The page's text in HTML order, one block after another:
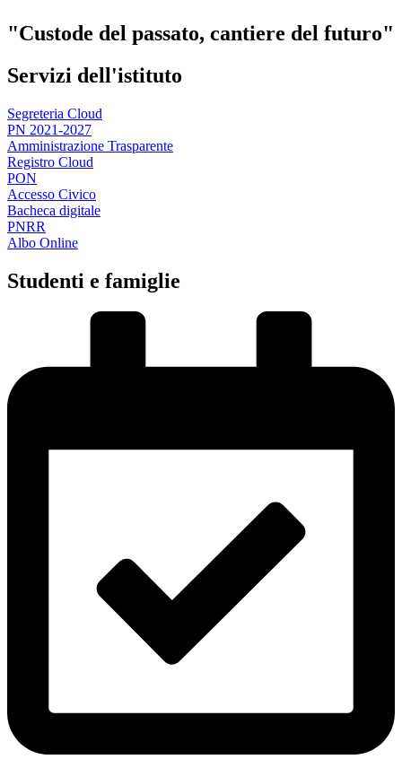
"Custode del passato, cantiere del futuro"
Servizi dell'istituto
Segreteria Cloud
PN 2021-2027
Amministrazione Trasparente
Registro Cloud
PON
Accesso Civico
Bacheca digitale
PNRR
Albo Online
Studenti e famiglie